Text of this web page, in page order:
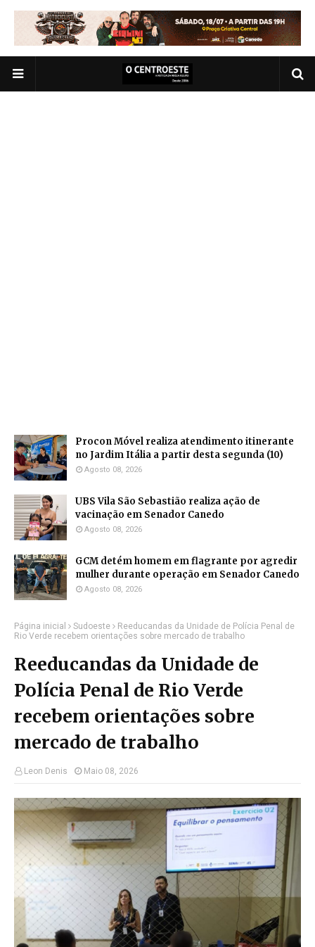
Procon Móvel realiza atendimento itinerante
no Jardim Itália a partir desta segunda (10)
Agosto 08, 2026
UBS Vila São Sebastião realiza ação de
vacinação em Senador Canedo
Agosto 08, 2026
GCM detém homem em flagrante por agredir
mulher durante operação em Senador Canedo
Agosto 08, 2026
Página inicial Sudoeste
Reeducandas da Unidade de Polícia Penal de
Rio Verde recebem orientações sobre mercado de trabalho
Reeducandas da Unidade de
Polícia Penal de Rio Verde
recebem orientações sobre
mercado de trabalho
Leon Denis Maio 08, 2026